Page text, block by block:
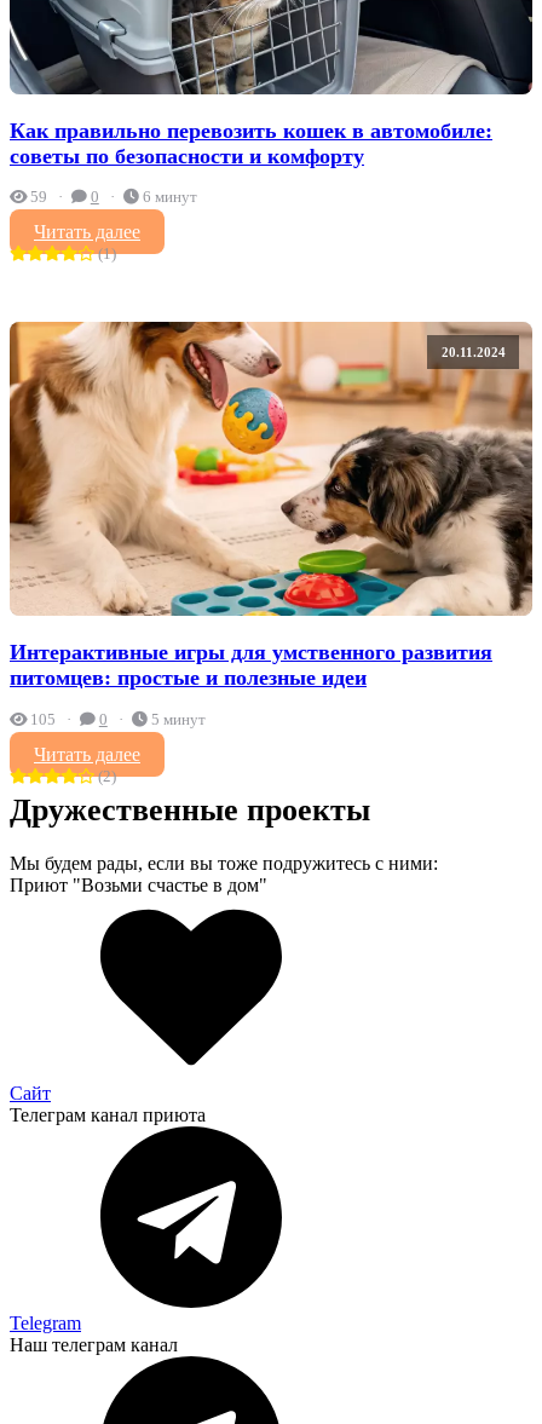
Как правильно перевозить кошек в автомобиле:
советы по безопасности и комфорту
59 0 6 минут
Читать далее
(1)
20.11.2024
Интерактивные игры для умственного развития
питомцев: простые и полезные идеи
105 0 5 минут
Читать далее
(2)
Дружественные проекты
Мы будем рады, если вы тоже подружитесь с ними:
Приют "Возьми счастье в дом"
Сайт
Телеграм канал приюта
Telegram
Наш телеграм канал